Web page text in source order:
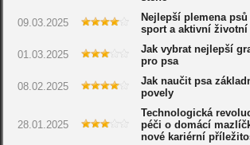
09.03.2025
Nejlepší plemena
sport a aktivní životní
01.03.2025
Jak vybrat nejlepší
pro psa
08.02.2025
Jak naučit psa
povely
28.01.2025
Technologická
péči o domácí
nové kariérní